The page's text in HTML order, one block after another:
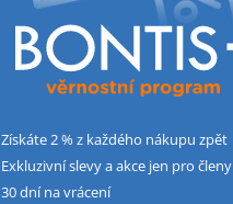
Získáte 2 % z každého nákupu zpět
Exkluzivní slevy a akce jen pro členy
30 dní na vrácení